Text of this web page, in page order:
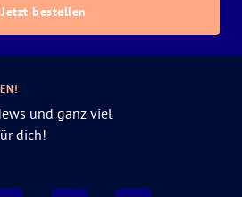
Jetzt bestellen
und ganz viel
dich!